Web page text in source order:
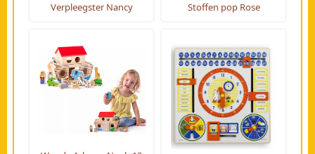
Verpleegster Nancy Stoffen pop Rose